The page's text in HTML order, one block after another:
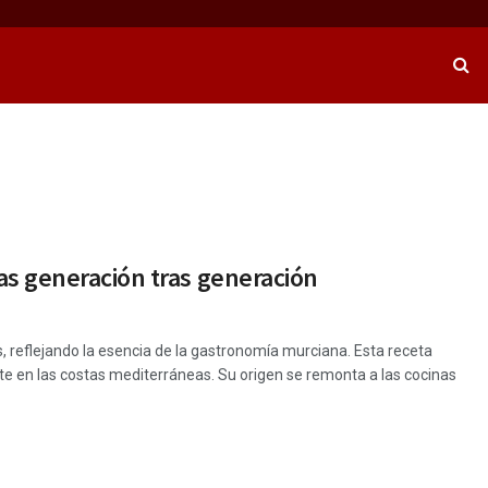
generación tras generación
reflejando la esencia de la gastronomía murciana. Esta receta
en las costas mediterráneas. Su origen se remonta a las cocinas